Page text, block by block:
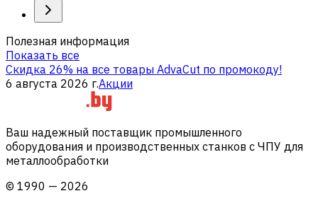
Полезная информация
Показать все
Скидка 26% на все товары AdvaCut по промокоду!
6 августа 2026 г.Акции
Ваш надежный поставщик промышленного
оборудования и производственных станков с ЧПУ для
металлообработки
© 1990 — 2026